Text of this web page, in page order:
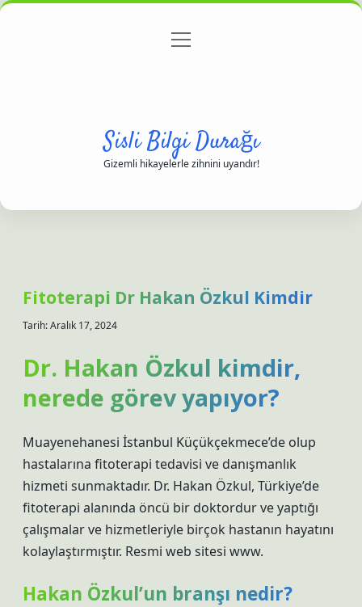
Gizlilik Politikası
menüyü
Sisli Bilgi Durağı
Gizemli hikayelerle zihnini uyandır!
Fitoterapi Dr Hakan Özkul Kimdir
Tarih: Aralık 17, 2024
Dr. Hakan Özkul kimdir,
nerede görev yapıyor?
Muayenehanesi İstanbul Küçükçekmece’de olup
hastalarına fitoterapi tedavisi ve danışmanlık
hizmeti sunmaktadır. Dr. Hakan Özkul, Türkiye’de
fitoterapi alanında öncü bir doktordur ve yaptığı
çalışmalar ve hizmetleriyle birçok hastanın hayatını
kolaylaştırmıştır. Resmi web sitesi www.
Hakan Özkul’un branşı nedir?